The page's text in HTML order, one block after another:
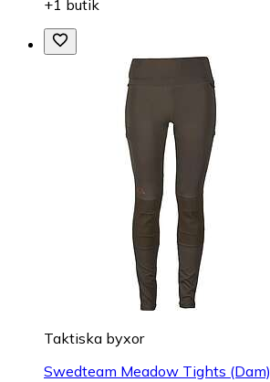
+1 butik
Taktiska byxor
Swedteam Meadow Tights (Dam)